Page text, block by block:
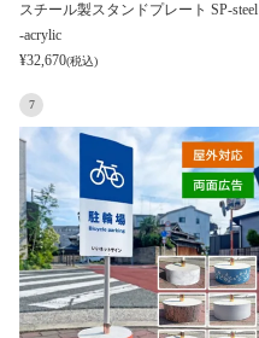
スチール製スタンドプレート SP-steel
-acrylic
¥32,670(税込)
7